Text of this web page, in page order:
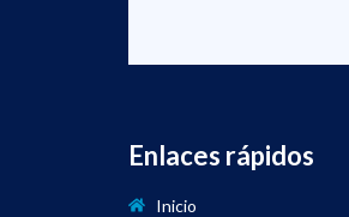
Enlaces rápidos
Inicio